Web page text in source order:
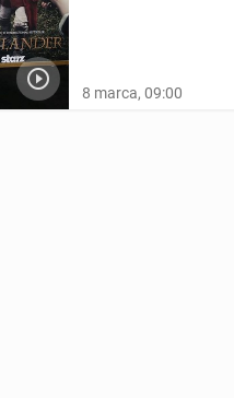
8 marca, 09:00